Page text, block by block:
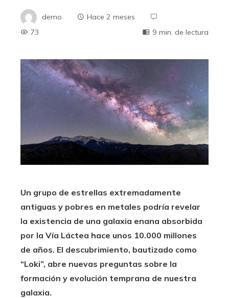
demo
Hace 2 meses
73
9 min. de lectura
Un grupo de estrellas extremadamente
antiguas y pobres en metales podría revelar
la existencia de una galaxia enana absorbida
por la Vía Láctea hace unos 10.000 millones
de años. El descubrimiento, bautizado como
“Loki”, abre nuevas preguntas sobre la
formación y evolución temprana de nuestra
galaxia.